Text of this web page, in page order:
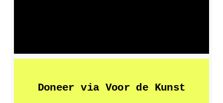
Doneer via Voor de Kunst